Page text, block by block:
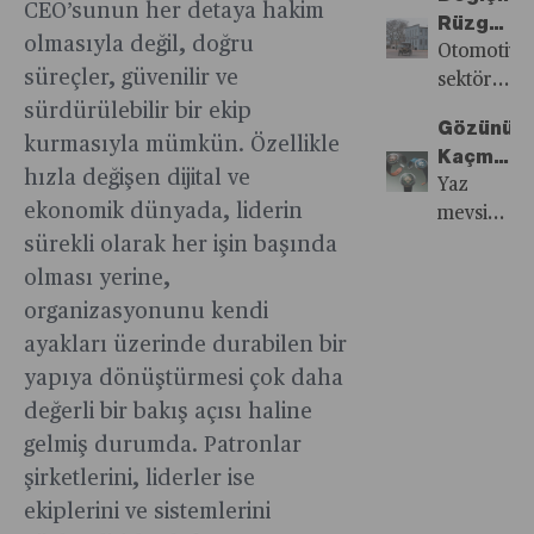
CEO’sunun her detaya hakim
olmasıyla değil, doğru
süreçler, güvenilir ve
sürdürülebilir bir ekip
kurmasıyla mümkün. Özellikle
hızla değişen dijital ve
ekonomik dünyada, liderin
sürekli olarak her işin başında
olması yerine,
organizasyonunu kendi
ayakları üzerinde durabilen bir
yapıya dönüştürmesi çok daha
değerli bir bakış açısı haline
gelmiş durumda. Patronlar
şirketlerini, liderler ise
ekiplerini ve sistemlerini
yaklaşık
iki katı
2008’den
bu yana
5’inci
hangi
sırları
verdi?
ritüellerde
‘kalp
açıcı
için
Kalkınma
Raporu
Asya’nın
yükselen
ekonomi
biri
Gelecek
Yeni
Otomotiv
sektörü
tarihi
dönüşüm
sürecini
yaşıyor.
Gereken
10 Yaz
Yaz
mevsimi